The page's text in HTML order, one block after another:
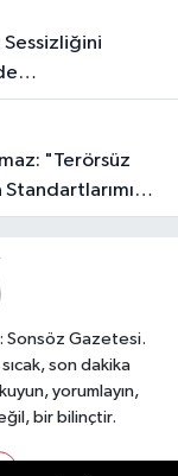
Sonsöz Gazetesi.
son dakika
yorumlayın,
bir bilinçtir.